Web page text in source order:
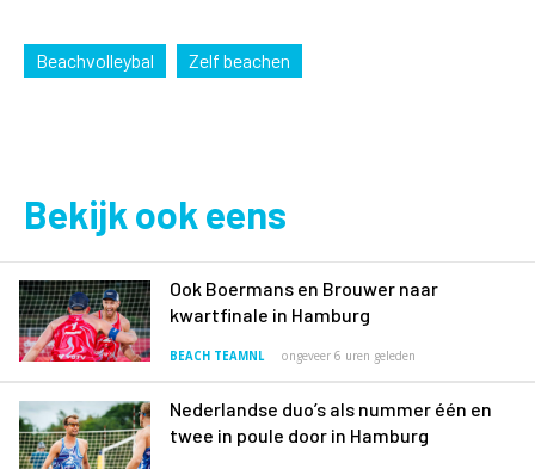
Beachvolleybal Zelf beachen
Bekijk ook eens
Ook Boermans en Brouwer naar
kwartfinale in Hamburg
BEACH TEAMNL ongeveer 6 uren geleden
Nederlandse duo’s als nummer één en
twee in poule door in Hamburg